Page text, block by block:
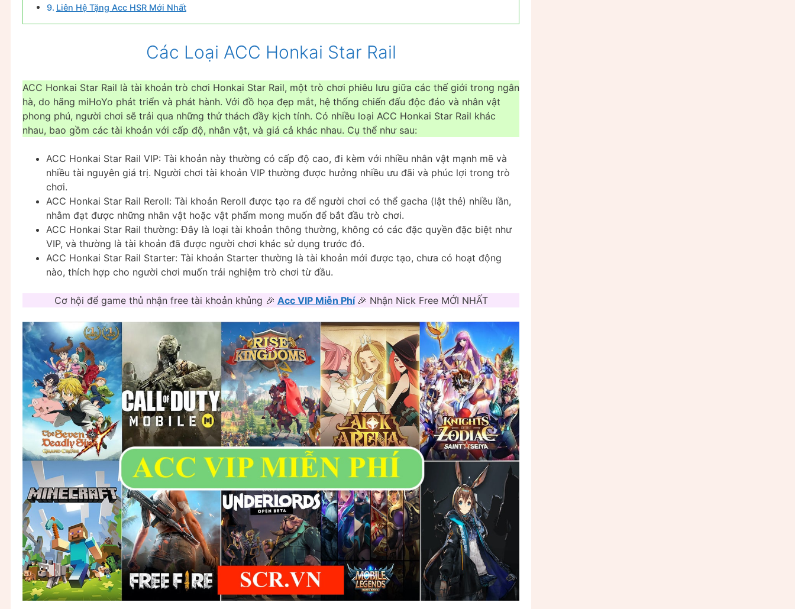
Liên Hệ Tặng Acc HSR Mới Nhất
Các Loại ACC Honkai Star Rail
ACC Honkai Star Rail là tài khoản trò chơi Honkai Star Rail, một trò chơi phiêu lưu giữa các thế giới trong ngân
hà, do hãng miHoYo phát triển và phát hành. Với đồ họa đẹp mắt, hệ thống chiến đấu độc đáo và nhân vật
phong phú, người chơi sẽ trải qua những thử thách đầy kịch tính. Có nhiều loại ACC Honkai Star Rail khác
nhau, bao gồm các tài khoản với cấp độ, nhân vật, và giá cả khác nhau. Cụ thể như sau:
ACC Honkai Star Rail VIP: Tài khoản này thường có cấp độ cao, đi kèm với nhiều nhân vật mạnh mẽ và
nhiều tài nguyên giá trị. Người chơi tài khoản VIP thường được hưởng nhiều ưu đãi và phúc lợi trong trò
chơi.
ACC Honkai Star Rail Reroll: Tài khoản Reroll được tạo ra để người chơi có thể gacha (lật thẻ) nhiều lần,
nhằm đạt được những nhân vật hoặc vật phẩm mong muốn để bắt đầu trò chơi.
ACC Honkai Star Rail thường: Đây là loại tài khoản thông thường, không có các đặc quyền đặc biệt như
VIP, và thường là tài khoản đã được người chơi khác sử dụng trước đó.
ACC Honkai Star Rail Starter: Tài khoản Starter thường là tài khoản mới được tạo, chưa có hoạt động
nào, thích hợp cho người chơi muốn trải nghiệm trò chơi từ đầu.
Cơ hội để game thủ nhận free tài khoản khủng 🎉 Acc VIP Miễn Phí 🎉 Nhận Nick Free MỚI NHẤT